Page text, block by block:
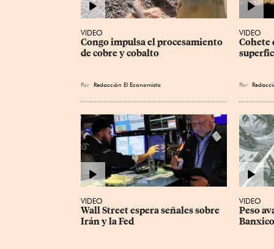
VIDEO
Congo impulsa el procesamiento
de cobre y cobalto
Por Redacción El Economista
VIDEO
Cohete
Por
VIDEO
Wall Street espera señales sobre
Irán y la Fed
VIDEO
Peso
Banxico